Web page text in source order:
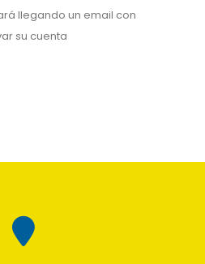
llegando un email con
su cuenta